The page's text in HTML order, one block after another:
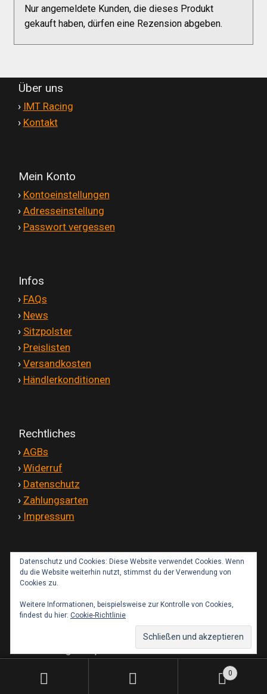
Zahlungsarten
Nur angemeldete Kunden, die dieses Produkt
gekauft haben, dürfen eine Rezension abgeben.
Über uns
› IMT Racing
› Kontakt
Mein Konto
› Kontoeinstellungen
› Adresseinstellung
› Passwort vergessen
Infos
› FAQs
› News
› Sitzpolster
› Preislisten
› Versandkosten
› Händlerkonditionen
Rechtliches
› AGBs
› Widerruf
› Datenschutz
› Zahlungsarten
› Impressum
Kontakt
Datenschutz und Cookies: Diese Website verwendet Cookies. Wenn
du die Website weiterhin nutzt, stimmst du der Verwendung von
Cookies zu.
Weitere Informationen, beispielsweise zur Kontrolle von Cookies,
findest du hier: Cookie-Richtlinie
Suchen
0